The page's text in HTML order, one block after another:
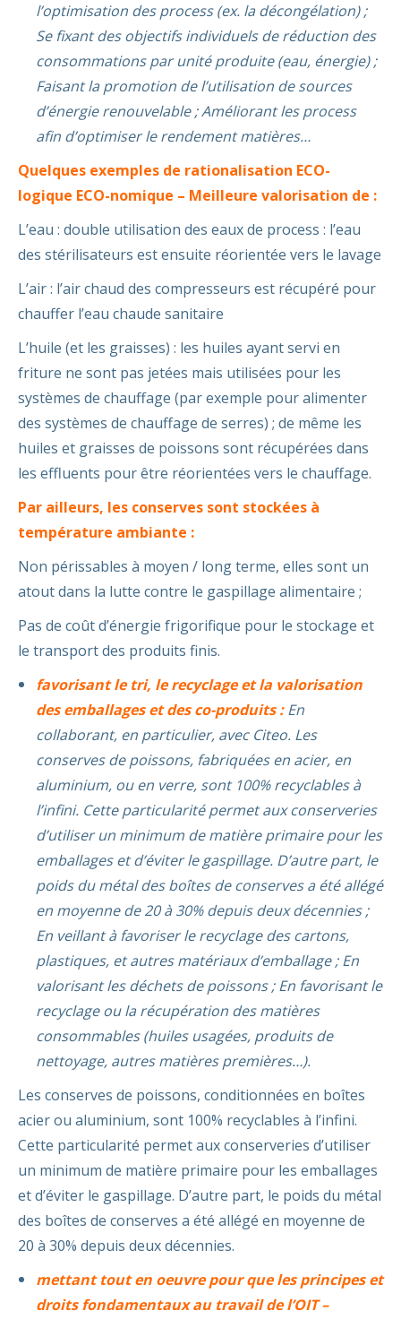
l’optimisation des process (ex. la décongélation) ;
Se fixant des objectifs individuels de réduction des
consommations par unité produite (eau, énergie) ;
Faisant la promotion de l’utilisation de sources
d’énergie renouvelable ; Améliorant les process
afin d’optimiser le rendement matières…
Quelques exemples de rationalisation ECO-
logique ECO-nomique – Meilleure valorisation de :
L’eau : double utilisation des eaux de process : l’eau
des stérilisateurs est ensuite réorientée vers le lavage
L’air : l’air chaud des compresseurs est récupéré pour
chauffer l’eau chaude sanitaire
L’huile (et les graisses) : les huiles ayant servi en
friture ne sont pas jetées mais utilisées pour les
systèmes de chauffage (par exemple pour alimenter
des systèmes de chauffage de serres) ; de même les
huiles et graisses de poissons sont récupérées dans
les effluents pour être réorientées vers le chauffage.
Par ailleurs, les conserves sont stockées à
température ambiante :
Non périssables à moyen / long terme, elles sont un
atout dans la lutte contre le gaspillage alimentaire ;
Pas de coût d’énergie frigorifique pour le stockage et
le transport des produits finis.
favorisant le tri, le recyclage et la valorisation
des emballageset des co-produits :En
collaborant, en particulier, avec Citeo. Les
conserves de poissons, fabriquées en acier, en
aluminium, ou en verre, sont 100% recyclables à
l’infini. Cette particularité permet aux conserveries
d’utiliser un minimum de matière primaire pour les
emballages et d’éviter le gaspillage. D’autre part, le
poids du métal des boîtes de conserves a été allégé
en moyenne de 20 à 30% depuis deux décennies ;
En veillant à favoriser le recyclage des cartons,
plastiques, et autres matériaux d’emballage ; En
valorisant les déchets de poissons ; En favorisant le
recyclage ou la récupération des matières
consommables (huiles usagées, produits de
nettoyage, autres matières premières…).
Les conserves de poissons, conditionnées en boîtes
acier ou aluminium, sont 100% recyclables à l’infini.
Cette particularité permet aux conserveries d’utiliser
un minimum de matière primaire pour les emballages
et d’éviter le gaspillage. D’autre part, le poids du métal
des boîtes de conserves a été allégé en moyenne de
20 à 30% depuis deux décennies.
mettant tout en oeuvre pour que les principes et
droits fondamentaux au travail de l’OIT –